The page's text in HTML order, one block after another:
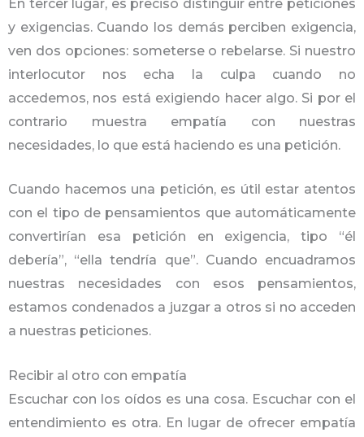
En tercer lugar, es preciso distinguir entre peticiones
y exigencias. Cuando los demás perciben exigencia,
ven dos opciones: someterse o rebelarse. Si nuestro
interlocutor nos echa la culpa cuando no
accedemos, nos está exigiendo hacer algo. Si por el
contrario muestra empatía con nuestras
necesidades, lo que está haciendo es una petición.
Cuando hacemos una petición, es útil estar atentos
con el tipo de pensamientos que automáticamente
convertirían esa petición en exigencia, tipo “él
debería”, “ella tendría que”. Cuando encuadramos
nuestras necesidades con esos pensamientos,
estamos condenados a juzgar a otros si no acceden
a nuestras peticiones.
Recibir al otro con empatía
Escuchar con los oídos es una cosa. Escuchar con el
entendimiento es otra. En lugar de ofrecer empatía